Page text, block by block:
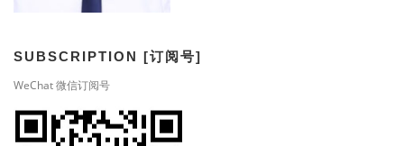
SUBSCRIPTION [订阅号]
WeChat 微信订阅号